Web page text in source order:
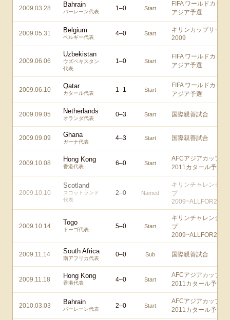
2009.03.28 Bahrain
バーレーン代表 1–0 Start
FIFA ワールドカップ
アジア予選
2009.05.31 Belgium
ベルギー代表
4–0 Start
キリンカップサッカ
2009
2009.06.06
Uzbekistan
ウズベキスタン
代表
1–0 Start
FIFA ワールドカップ
アジア予選
2009.06.10 Qatar
カタール代表 1–1 Start
FIFA ワールドカップ
アジア予選
2009.09.05 Netherlands
オランダ代表
0–3 Start 国際親善試合
2009.09.09 Ghana
ガーナ代表
4–3 Start 国際親善試合
2009.10.08 Hong Kong
香港代表 6–0 Start
AFCアジアカップ
2011カタール予選
2009.10.10
Scotland
スコットランド
代表
2–0 Named
キリンチャレンジカ
プ
2009.10.14 Togo
トーゴ代表 5–0 Start
キリンチャレンジカ
プ
2009.11.14 South Africa
南アフリカ代表
0–0 Sub 国際親善試合
2009.11.18 Hong Kong
香港代表 4–0 Start
AFCアジアカップ
2011カタール予選
2010.03.03 Bahrain
バーレーン代表 2–0 Start
AFCアジアカップ
2011カタール予選